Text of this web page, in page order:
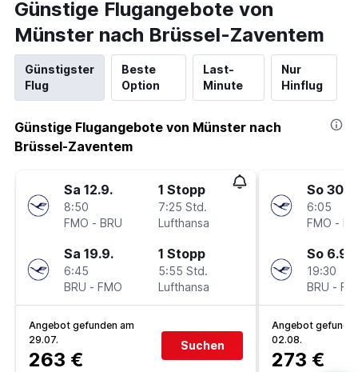
Günstige Flugangebote von
Münster nach Brüssel-Zaventem
Günstigster
Flug
Beste
Option
Last-
Minute
Nur
Hinflug
Günstige Flugangebote von Münster nach
Brüssel-Zaventem
Sa 12.9.
8:50
FMO - BRU
1 Stopp
7:25 Std.
Lufthansa
Sa 19.9.
6:45
BRU - FMO
1 Stopp
5:55 Std.
Lufthansa
Angebot gefunden am
29.07.
263 €
Suchen
So 30.8.
6:05
FMO -
So 6.9.
19:30
BRU -
Angebot
02.08.
273 €